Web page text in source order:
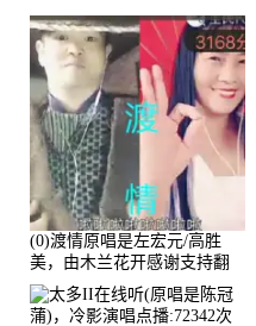
(0)渡情原唱是左宏元/高胜
美，由木兰花开感谢支持翻
唱(播放:82339)